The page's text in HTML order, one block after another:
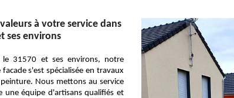
à votre service dans
ses environs
le 31570 et ses environs, notre
s'est spécialisée en travaux
Nous mettons au service
une équipe d'artisans qualifiés et